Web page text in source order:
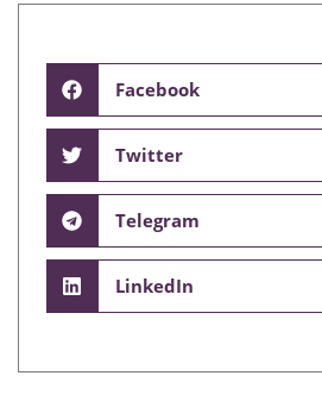
Facebook
Twitter
Telegram
LinkedIn